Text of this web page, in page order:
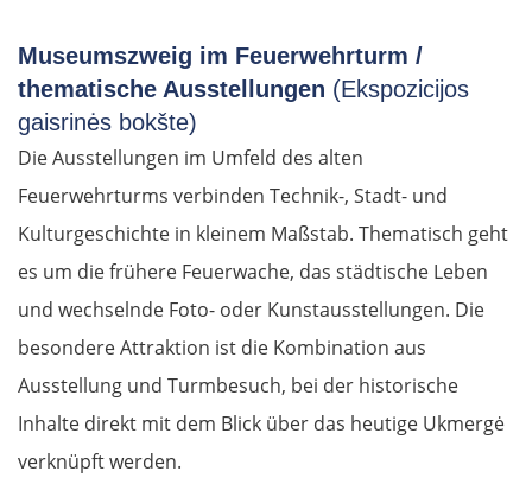
Museumszweig im Feuerwehrturm /
thematische Ausstellungen (Ekspozicijos
gaisrinės bokšte)
Die Ausstellungen im Umfeld des alten
Feuerwehrturms verbinden Technik-, Stadt- und
Kulturgeschichte in kleinem Maßstab. Thematisch geht
es um die frühere Feuerwache, das städtische Leben
und wechselnde Foto- oder Kunstausstellungen. Die
besondere Attraktion ist die Kombination aus
Ausstellung und Turmbesuch, bei der historische
Inhalte direkt mit dem Blick über das heutige Ukmergė
verknüpft werden.